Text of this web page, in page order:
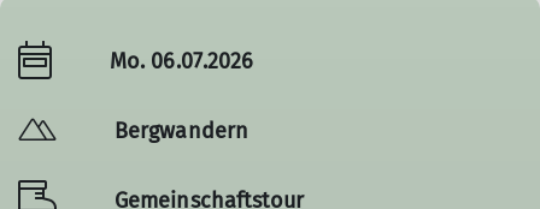
Mo. 06.07.2026
Bergwandern
Gemeinschaftstour